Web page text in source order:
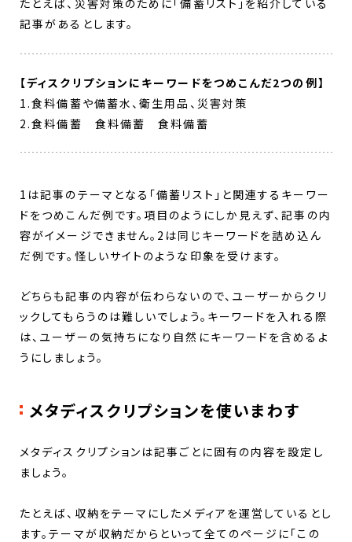
記事があるとします。
【ディスクリプションにキーワードをつめこんだ2つの例】
1.食料備蓄や備蓄水、衛生用品、災害対策
2.食料備蓄 食料備蓄 食料備蓄
1は記事のテーマとなる「備蓄リスト」と関連するキーワー
ドをつめこんだ例です。項目のようにしか見えず、記事の内
容がイメージできません。2は同じキーワードを詰め込ん
だ例です。怪しいサイトのような印象を受けます。
どちらも記事の内容が伝わらないので、ユーザーからクリ
ックしてもらうのは難しいでしょう。キーワードを入れる際
は、ユーザーの気持ちになり自然にキーワードを含めるよ
うにしましょう。
メタディスクリプションを使いまわす
メタディスクリプションは記事ごとに固有の内容を設定し
ましょう。
たとえば、収納をテーマにしたメディアを運営しているとし
ます。テーマが収納だからといって全てのページに「この